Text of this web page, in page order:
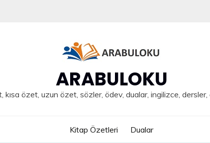
ARABULOKU
özet, uzun özet, sözler, ödev, dualar, ingilizce, dersler,
Kitap Özetleri Dualar